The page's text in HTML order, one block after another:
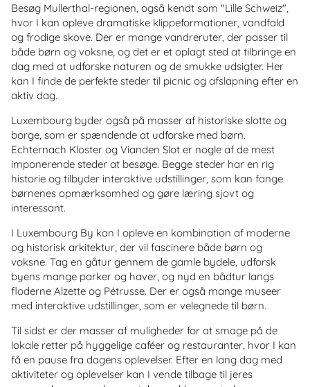
Besøg Mullerthal-regionen, også kendt som "Lille Schweiz",
hvor I kan opleve dramatiske klippeformationer, vandfald
og frodige skove. Der er mange vandreruter, der passer til
både børn og voksne, og det er et oplagt sted at tilbringe en
dag med at udforske naturen og de smukke udsigter. Her
kan I finde de perfekte steder til picnic og afslapning efter en
aktiv dag.
Luxembourg byder også på masser af historiske slotte og
borge, som er spændende at udforske med børn.
Echternach Kloster og Vianden Slot er nogle af de mest
imponerende steder at besøge. Begge steder har en rig
historie og tilbyder interaktive udstillinger, som kan fange
børnenes opmærksomhed og gøre læring sjovt og
interessant.
I Luxembourg By kan I opleve en kombination af moderne
og historisk arkitektur, der vil fascinere både børn og
voksne. Tag en gåtur gennem de gamle bydele, udforsk
byens mange parker og haver, og nyd en bådtur langs
floderne Alzette og Pétrusse. Der er også mange museer
med interaktive udstillinger, som er velegnede til børn.
Til sidst er der masser af muligheder for at smage på de
lokale retter på hyggelige caféer og restauranter, hvor I kan
få en pause fra dagens oplevelser. Efter en lang dag med
aktiviteter og oplevelser kan I vende tilbage til jeres